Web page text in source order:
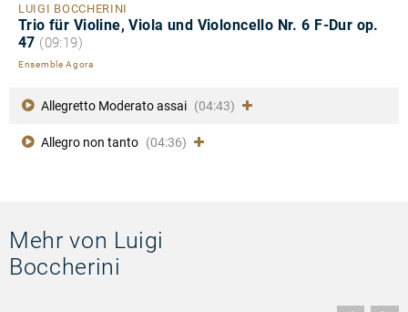
LUIGI BOCCHERINI
Trio für Violine, Viola und Violoncello Nr. 6 F-Dur op.
47 (09:19)
Ensemble Agora
Allegretto Moderato assai (04:43)
Allegro non tanto (04:36)
Mehr von Luigi
Boccherini